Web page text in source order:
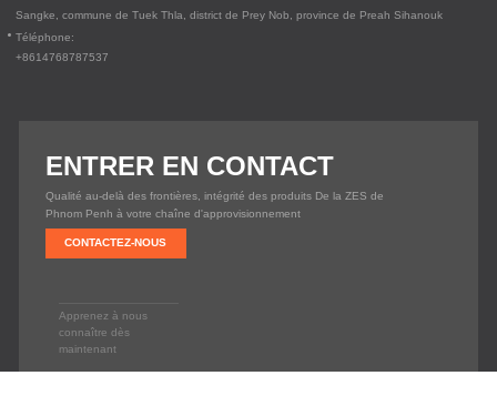
Sangke, commune de Tuek Thla, district de Prey Nob, province de Preah Sihanouk
Téléphone:
+8614768787537
ENTRER EN CONTACT
Qualité au-delà des frontières, intégrité des produits De la ZES de
Phnom Penh à votre chaîne d'approvisionnement
CONTACTEZ-NOUS
Apprenez à nous
connaître dès
maintenant